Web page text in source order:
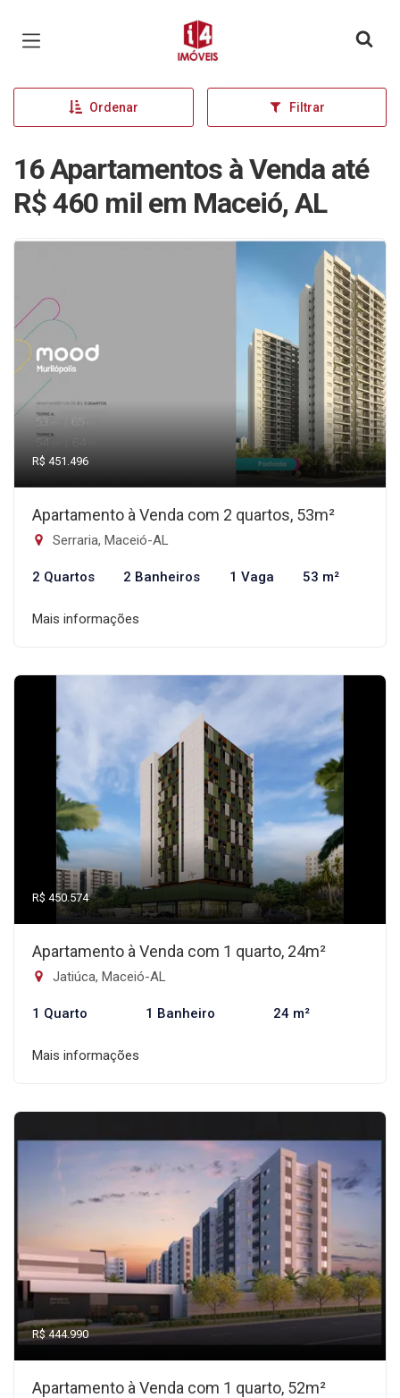
Página inicial
Ordenar Filtrar
16 Apartamentos à Venda até
R$ 460 mil em Maceió, AL
R$ 451.496
Apartamento à Venda com 2 quartos, 53m²
Serraria, Maceió-AL
2 Quartos 2 Banheiros 1 Vaga 53 m²
Mais informações
R$ 450.574
Apartamento à Venda com 1 quarto, 24m²
Jatiúca, Maceió-AL
1 Quarto 1 Banheiro 24 m²
Mais informações
R$ 444.990
Apartamento à Venda com 1 quarto, 52m²